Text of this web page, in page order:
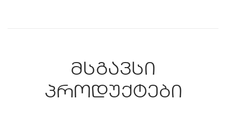
მსგავსი
პროდუქტები